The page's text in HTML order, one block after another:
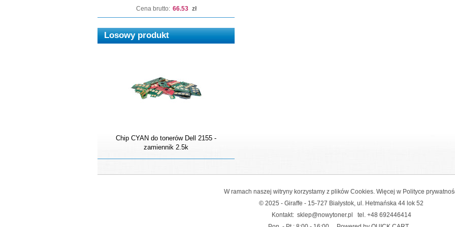
Cena brutto: 66.53 zł
Losowy produkt
Chip CYAN do tonerów Dell 2155 -
zamiennik 2.5k
W ramach naszej witryny korzystamy z plików Cookies. Więcej w Polityce
© 2025 - Giraffe - 15-727 Białystok, ul. Hetmańska 44 lok 52
Kontakt: sklep@nowytoner.pl tel. +48 692446414